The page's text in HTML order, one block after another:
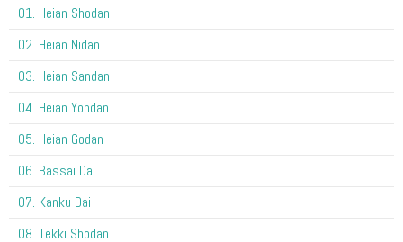
01. Heian Shodan
02. Heian Nidan
03. Heian Sandan
04. Heian Yondan
05. Heian Godan
06. Bassai Dai
07. Kanku Dai
08. Tekki Shodan